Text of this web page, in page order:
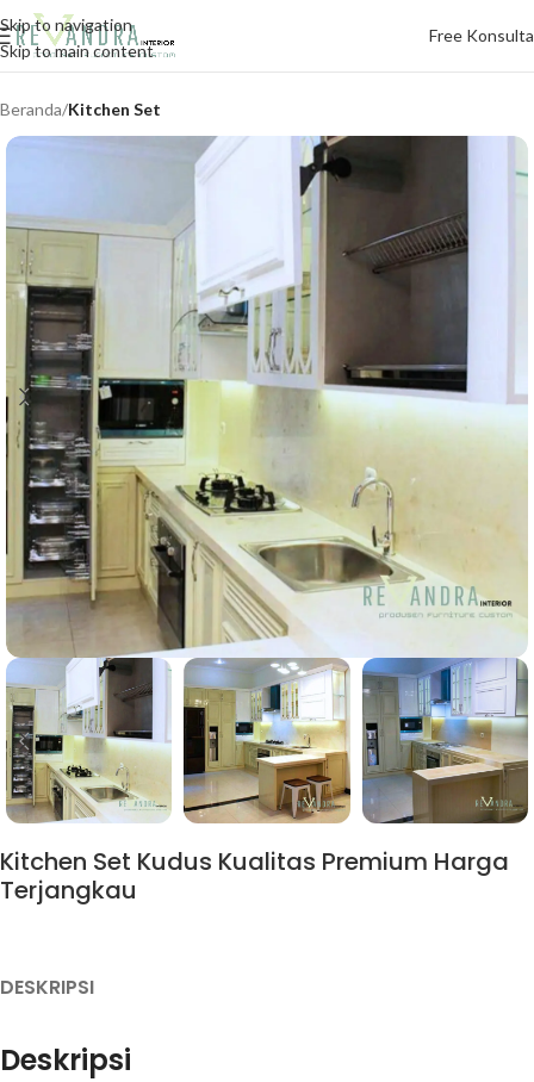
Skip to navigation
Skip to main content
Free
Beranda Kitchen Set
Kitchen Set Kudus Kualitas Premium Harga
Terjangkau
DESKRIPSI
Deskripsi